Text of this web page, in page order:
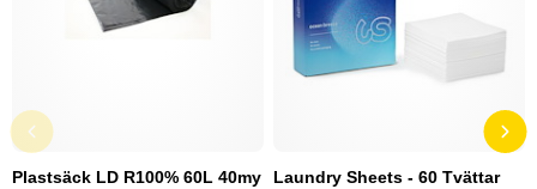
Plastsäck LD R100% 60L 40my
Laundry Sheets - 60 Tvättar